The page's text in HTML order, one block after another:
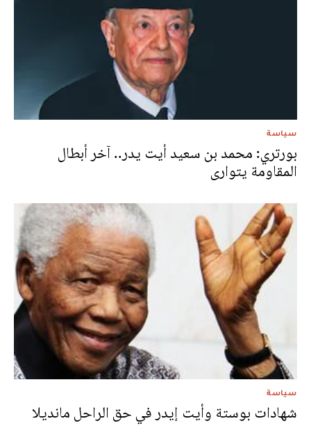
سياسة
بورتري: محمد بن سعيد أيت يدر.. آخر أبطال
المقاومة يتوارى
سياسة
شهادات بوستة وأيت إيدر في حق الراحل مانديلا